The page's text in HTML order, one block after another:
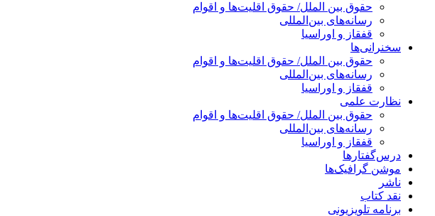
حقوق بین الملل/ حقوق اقلیت‌ها و اقوام
رسانه‌های بین‌المللی
قفقاز و اوراسیا
سخنرانی‌ها
حقوق بین الملل/ حقوق اقلیت‌ها و اقوام
رسانه‌های بین‌المللی
قفقاز و اوراسیا
نظارت علمی
حقوق بین الملل/ حقوق اقلیت‌ها و اقوام
رسانه‌های بین‌المللی
قفقاز و اوراسیا
درس‌گفتارها
موشن گرافیک‌ها
ناشر
نقد کتاب
برنامه‌ تلویزیونی